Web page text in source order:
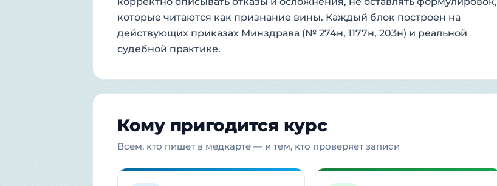
которые читаются как признание вины. Каждый блок построен на
действующих приказах Минздрава (№ 274н, 1177н, 203н) и реальной
судебной практике.
Кому пригодится курс
Всем, кто пишет в медкарте — и тем, кто проверяет записи